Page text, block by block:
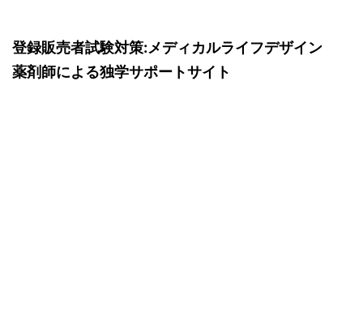
登録販売者試験対策:メディカルライフデザイン
薬剤師による独学サポートサイト